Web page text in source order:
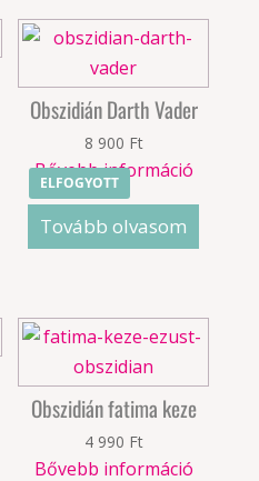
ELFOGYOTT
Obszidián Darth Vader
8 900 Ft
Bővebb információ
Tovább olvasom
Obszidián fatima keze
4 990 Ft
Bővebb információ